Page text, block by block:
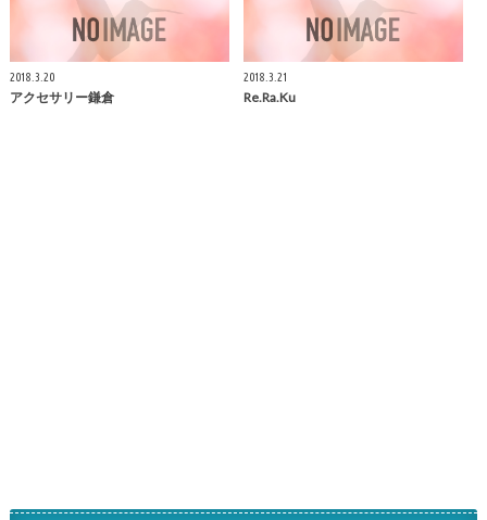
2018.3.20
アクセサリー鎌倉
2018.3.21
Re.Ra.Ku